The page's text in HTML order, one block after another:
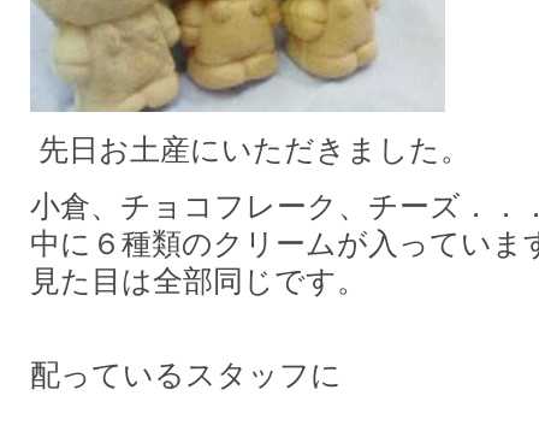
先日お土産にいただきました。
小倉、チョコフレーク、チーズ．．
中に６種類のクリームが入っていま
見た目は全部同じです。
配っているスタッフに